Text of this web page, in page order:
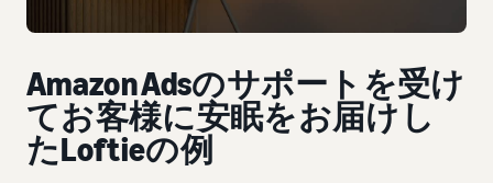
Amazon Adsのサポートを受け
てお客様に安眠をお届けし
たLoftieの例